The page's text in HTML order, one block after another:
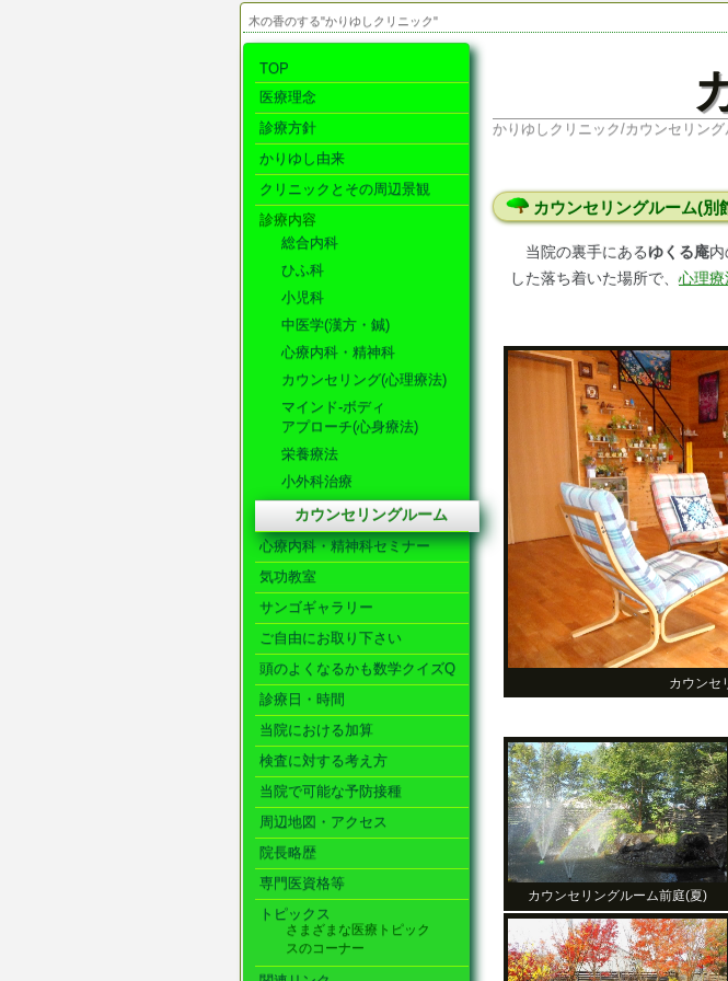
木の香のする"かりゆしクリニック"
TOP
医療理念
診療方針
かりゆし由来
クリニックとその周辺景観
診療内容
総合内科
ひふ科
小児科
中医学(漢方・鍼)
心療内科・精神科
カウンセリング(心理療法)
マインド-ボディ
アプローチ(心身療法)
栄養療法
小外科治療
カウンセリングルーム
心療内科・精神科セミナー
気功教室
サンゴギャラリー
ご自由にお取り下さい
頭のよくなるかも数学クイズQ
診療日・時間
当院における加算
検査に対する考え方
当院で可能な予防接種
周辺地図・アクセス
院長略歴
専門医資格等
トピックス
さまざまな医療トピック
スのコーナー
かりゆしクリニック/カウンセリング
カウンセリングルーム(別
当院の裏手にあるゆくる庵内
した落ち着いた場所で、 心理療
カウンセ
カウンセリングルーム前庭(夏)